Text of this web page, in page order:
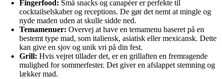
Fingerfood: Små snacks og canapéer er perfekte til
cocktailselskaber og receptions. De gør det nemt at mingle og
nyde maden uden at skulle sidde ned.
Temamenuer: Overvej at have en temamenu baseret på en
bestemt type mad, som italiensk, asiatisk eller mexicansk. Dette
kan give en sjov og unik vri på din fest.
Grill: Hvis vejret tillader det, er en grillaften en fremragende
mulighed for sommerfester. Det giver en afslappet stemning og
lækker mad.